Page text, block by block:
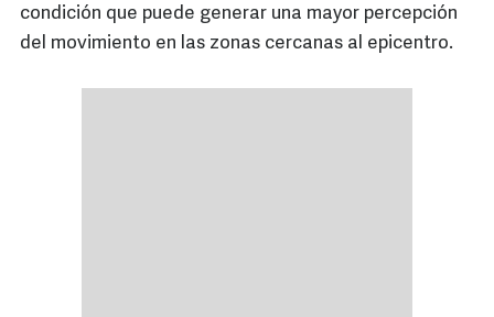
condición que puede generar una mayor percepción
del movimiento en las zonas cercanas al epicentro.